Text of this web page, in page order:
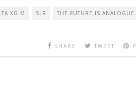
XG-M SLR THE FUTURE IS ANALOGUE
SHARE TWEET